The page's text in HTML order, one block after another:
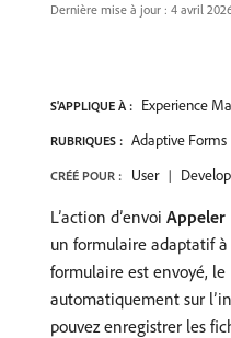
Dernière mise à jour : 4 avril
S'APPLIQUE À : Experience
RUBRIQUES : Adaptive Forms
CRÉÉ POUR : User
L’action d’envoi Appeler
un formulaire adaptatif à
formulaire est envoyé, le
automatiquement sur
pouvez enregistrer les